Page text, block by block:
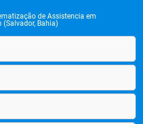
de Assistencia em
(Salvador, Bahia)